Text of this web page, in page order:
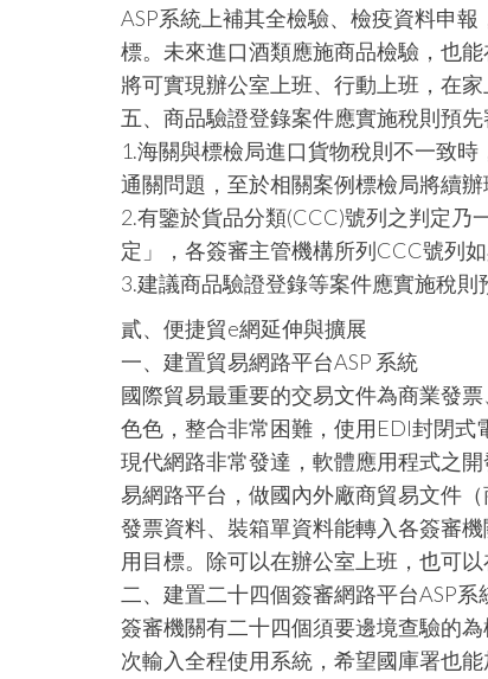
ASP系統上補其全檢驗、檢疫資料申
標。未來進口酒類應施商品檢驗，也能
將可實現辦公室上班、行動上班，在家
五、商品驗證登錄案件應實施稅則預
1.海關與標檢局進口貨物稅則不一致
通關問題，至於相關案例標檢局將續
2.有鑒於貨品分類(CCC)號列之判定乃
定」，各簽審主管機構所列CCC號列
3.建議商品驗證登錄等案件應實施稅則
貳、便捷貿e網延伸與擴展
一、建置貿易網路平台ASP 系統
國際貿易最重要的交易文件為商業發
色色，整合非常困難，使用EDI封閉式
現代網路非常發達，軟體應用程式之
易網路平台，做國內外廠商貿易文件
發票資料、裝箱單資料能轉入各簽審
用目標。除可以在辦公室上班，也可以
二、建置二十四個簽審網路平台ASP系
簽審機關有二十四個須要邊境查驗的
次輸入全程使用系統，希望國庫署也